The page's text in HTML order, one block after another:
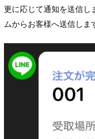
更に応じて通知を送信し
ムからお客様へ送信しま